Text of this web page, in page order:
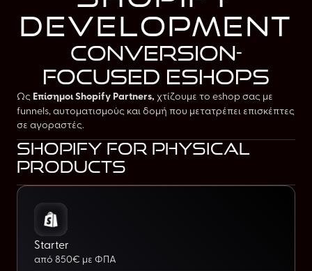
development
conversion-
focused eshops
Ως Επίσημοι Shopify Partners, χτίζουμε το eshop σας με
funnels, αυτοματισμούς και δομή που μετατρέπει επισκέπτες
σε αγοραστές.
Shopify for physical
products
Starter
από 850€ με ΦΠΑ